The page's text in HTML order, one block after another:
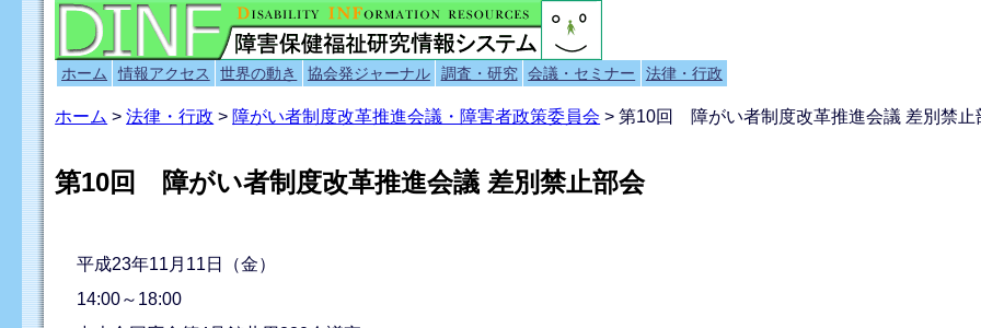
ホーム 情報アクセス 世界の動き 協会発ジャーナル 調査・研究 会議・セミナー 法律・行政
ホーム >法律・行政 > 障がい者制度改革推進会議・障害者政策委員会 > 第10回 障がい者制度改革推進会議 差別禁止
第10回 障がい者制度改革推進会議 差別禁止部会
平成23年11月11日（金）
14:00～18:00